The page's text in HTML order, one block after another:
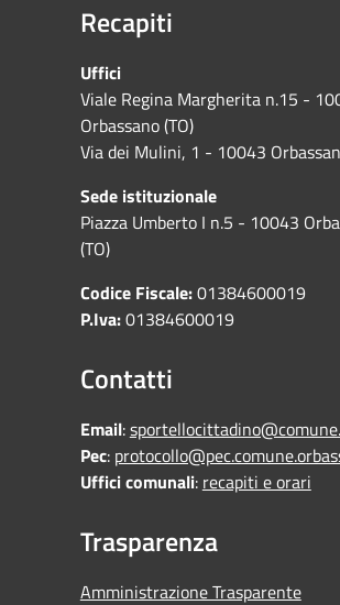
Recapiti
Uffici
Viale Regina Margherita n.15 -
Orbassano (TO)
Via dei Mulini, 1 - 10043
Sede istituzionale
Piazza Umberto I n.5 - 10043
(TO)
Codice Fiscale:01384600019
P.Iva:01384600019
Contatti
Email:
Pec:
Uffici comunali: recapiti e orari
Trasparenza
Amministrazione Trasparente